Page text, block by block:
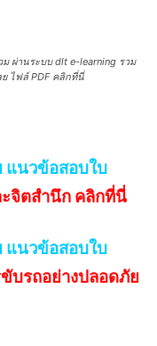
ผ่านระบบ dlt e-learning รวม
ไฟล์ PDF คลิกที่นี่
แนวข้อสอบใบ
จิตสำนึก คลิกที่นี่
แนวข้อสอบใบ
บรถอย่างปลอดภัย